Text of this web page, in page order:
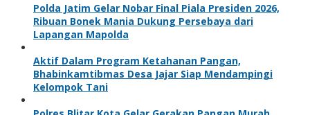
Polda Jatim Gelar Nobar Final Piala Presiden 2026,
Ribuan Bonek Mania Dukung Persebaya dari
Lapangan Mapolda
Aktif Dalam Program Ketahanan Pangan,
Bhabinkamtibmas Desa Jajar Siap Mendampingi
Kelompok Tani